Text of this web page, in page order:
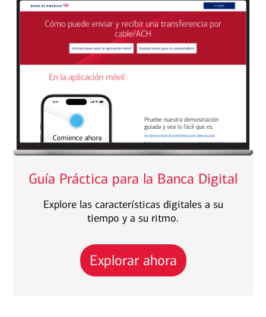
Guía Práctica para la Banca Digital
Explore las características digitales a su
tiempo y a su ritmo.
Explorar ahora